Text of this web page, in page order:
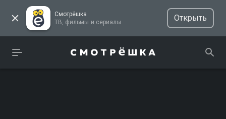
Смотрёшка
ТВ, фильмы и сериалы
Открыть